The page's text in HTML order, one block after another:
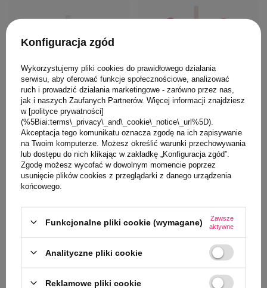
0/5
Miseczka ze słomką,
Ocean Breeze, b.box
69,00 PLN
0/5
Miseczka ze słomką,
Strawberry Shake,
b.box
69,00 PLN
Konfiguracja zgód
Wykorzystujemy pliki cookies do prawidłowego działania
serwisu, aby oferować funkcje społecznościowe, analizować
ruch i prowadzić działania marketingowe - zarówno przez nas,
jak i naszych Zaufanych Partnerów. Więcej informacji znajdziesz
w [polityce prywatności]
(%5Biai:terms\_privacy\_and\_cookie\_notice\_url%5D).
Akceptacja tego komunikatu oznacza zgodę na ich zapisywanie
na Twoim komputerze. Możesz określić warunki przechowywania
lub dostępu do nich klikając w zakładkę „Konfiguracja zgód”.
Zgodę możesz wycofać w dowolnym momencie poprzez
usunięcie plików cookies z przeglądarki z danego urządzenia
końcowego.
Funkcjonalne pliki cookie (wymagane)
Zawsze
aktywne
Analityczne pliki cookie
Reklamowe pliki cookie